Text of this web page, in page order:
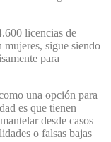
licencias de
sigue siendo
para
una opción para
es que tienen
desde casos
o falsas bajas